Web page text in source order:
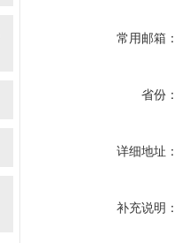
常用邮箱：
省份：
详细地址：
补充说明：